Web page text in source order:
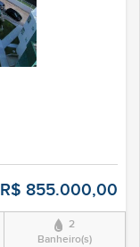
R$ 855.000,00
2
Banheiro(s)